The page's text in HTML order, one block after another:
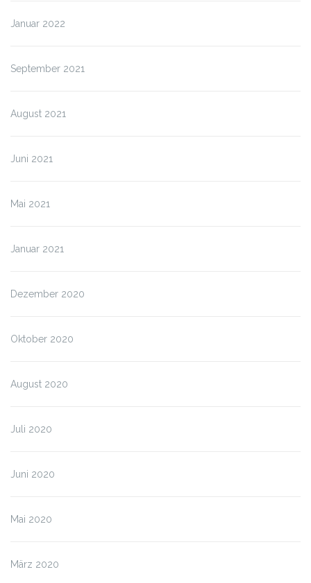
Januar 2022
September 2021
August 2021
Juni 2021
Mai 2021
Januar 2021
Dezember 2020
Oktober 2020
August 2020
Juli 2020
Juni 2020
Mai 2020
März 2020